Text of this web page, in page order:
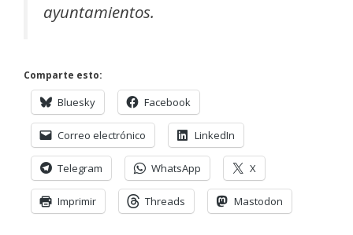
ayuntamientos.
Comparte esto:
Bluesky Facebook
Correo electrónico LinkedIn
Telegram WhatsApp X
Imprimir Threads Mastodon